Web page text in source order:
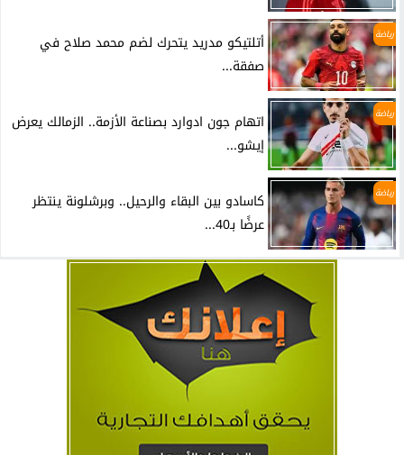
رياضة
أتلتيكو مدريد يتحرك لضم محمد صلاح في
صفقة...
رياضة
اتهام جون ادوارد بصناعة الأزمة.. الزمالك يعرض
إيشو...
رياضة
كاسادو بين البقاء والرحيل.. وبرشلونة ينتظر
عرضًا بـ40...